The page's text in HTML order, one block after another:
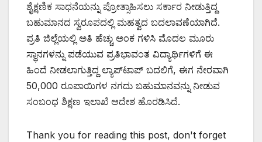
ಶೈಕ್ಷಣಿಕ ಸಾಧನೆಯನ್ನು ಪ್ರೋತ್ಸಾಹಿಸಲು ಸರ್ಕಾರ ನೀಡುತ್ತಿದ್ದ
ಬಹುಮಾನದ ಸ್ವರೂಪದಲ್ಲಿ ಮಹತ್ವದ ಬದಲಾವಣೆಯಾಗಿದೆ.
ಪ್ರತಿ ಜಿಲ್ಲೆಯಲ್ಲಿ ಅತಿ ಹೆಚ್ಚು ಅಂಕ ಗಳಿಸಿ ಮೊದಲ ಮೂರು
ಸ್ಥಾನಗಳನ್ನು ಪಡೆಯುವ ಪ್ರತಿಭಾವಂತ ವಿದ್ಯಾರ್ಥಿಗಳಿಗೆ ಈ
ಹಿಂದೆ ನೀಡಲಾಗುತ್ತಿದ್ದ ಲ್ಯಾಪ್‌ಟಾಪ್ ಬದಲಿಗೆ, ಈಗ ನೇರವಾಗಿ
50,000 ರೂಪಾಯಿಗಳ ನಗದು ಬಹುಮಾನವನ್ನು ನೀಡುವ
ಸಂಬಂಧ ಶಿಕ್ಷಣ ಇಲಾಖೆ ಆದೇಶ ಹೊರಡಿಸಿದೆ.
Thank you for reading this post, don't forget